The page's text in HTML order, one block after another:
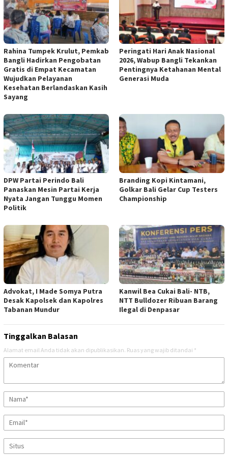
Rahina Tumpek Krulut, Pemkab
Bangli Hadirkan Pengobatan
Gratis di Empat Kecamatan
Wujudkan Pelayanan
Kesehatan Berlandaskan Kasih
Sayang
Peringati Hari Anak Nasional
2026, Wabup Bangli Tekankan
Pentingnya Ketahanan Mental
Generasi Muda
DPW Partai Perindo Bali
Panaskan Mesin Partai Kerja
Nyata Jangan Tunggu Momen
Politik
Branding Kopi Kintamani,
Golkar Bali Gelar Cup Testers
Championship
Advokat, I Made Somya Putra
Desak Kapolsek dan Kapolres
Tabanan Mundur
Kanwil Bea Cukai Bali- NTB,
NTT Bulldozer Ribuan Barang
Ilegal di Denpasar
Tinggalkan Balasan
Alamat email Anda tidak akan dipublikasikan. Ruas yang wajib ditandai *